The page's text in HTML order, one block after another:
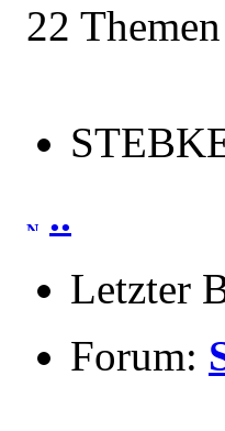
22
..
Letzter
Forum: